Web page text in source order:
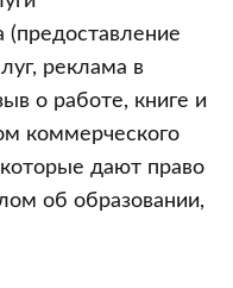
(предоставление
реклама в
о работе, книге и
коммерческого
дают право
об образовании,